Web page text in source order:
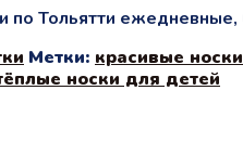
по Тольятти ежедневные,
Метки: красивые
носки для детей